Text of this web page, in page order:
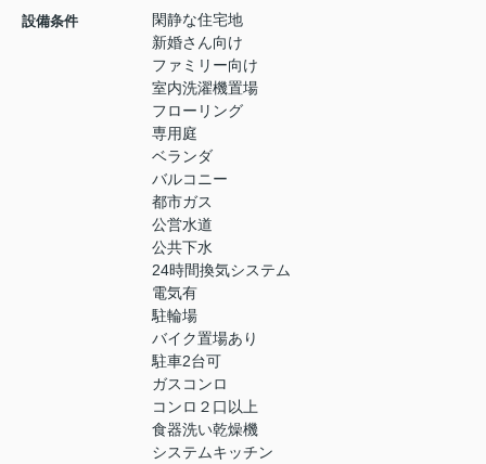
設備条件
閑静な住宅地
新婚さん向け
ファミリー向け
室内洗濯機置場
フローリング
専用庭
ベランダ
バルコニー
都市ガス
公営水道
公共下水
24時間換気システム
電気有
駐輪場
バイク置場あり
駐車2台可
ガスコンロ
コンロ２口以上
食器洗い乾燥機
システムキッチン